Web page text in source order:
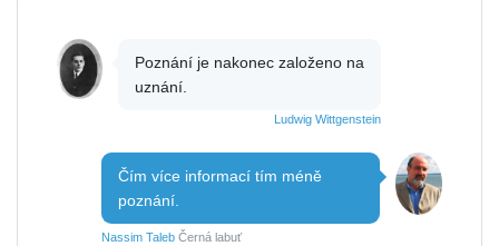
Poznání je nakonec založeno na
uznání.
Ludwig Wittgenstein
Čím více informací tím méně
poznání.
Nassim Taleb Černá labuť